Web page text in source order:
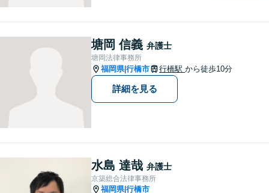
す。英語対応OK！【専用駐車
場あり】
塘岡 信義 弁護士
塘岡法律事務所
福岡県|行橋市 行橋駅 から徒歩10分
詳細を見る
水島 達哉 弁護士
京築総合法律事務所
福岡県|行橋市